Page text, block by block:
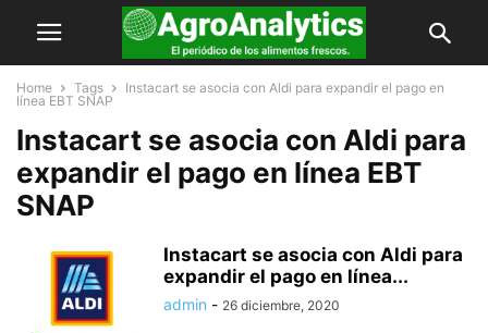
Home Tags
Instacart se asocia con Aldi para expandir el pago en
línea EBT SNAP
Instacart se asocia con Aldi para
expandir el pago en línea EBT
SNAP
Instacart se asocia con Aldi para
expandir el pago en línea...
admin - 26 diciembre, 2020